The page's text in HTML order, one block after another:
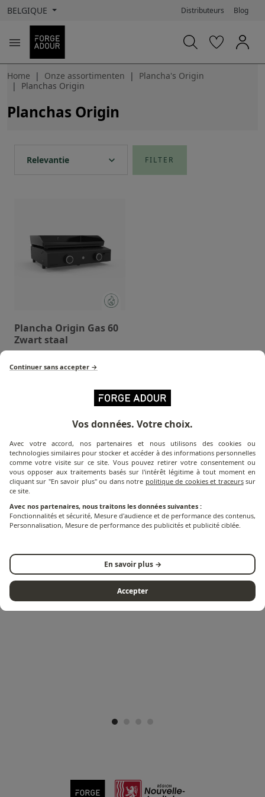
BELGIQUE Distributeurs Blog

Home Onze assortimenten
Plancha's Origin
Planchas Origin
Planchas Origin
Relevantie expand_more FILTER
Plancha Origin Gas 60
Zwart staal
Welke bakplaatis geschikt voor jou?
Ontdek de kookoplossing die bij jou past !!
DOE DE QUIZ!
VOLG ONS OP INSTAGRAM
@FORGEADOUR
Continuer sans accepter →
Vos données. Votre choix.
Avec votre accord, nos partenaires et nous utilisons des cookies ou
technologies similaires pour stocker et accéder à des informations personnelles
comme votre visite sur ce site. Vous pouvez retirer votre consentement ou
vous opposer aux traitements basés sur l'intérêt légitime à tout moment en
cliquant sur "En savoir plus" ou dans notre politique de cookies et traceurssur
ce site.
Avec nos partenaires, nous traitons les données suivantes :
Fonctionnalités et sécurité, Mesure d'audience et de performance des contenus,
Personnalisation, Mesure de performance des publicités et publicité ciblée.
En savoir plus →
Accepter